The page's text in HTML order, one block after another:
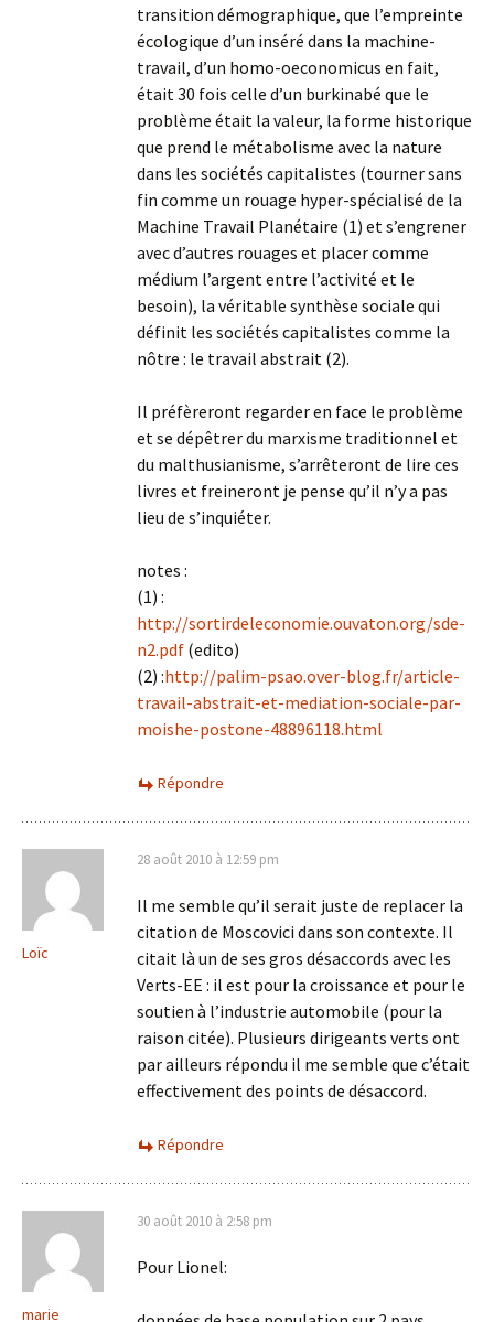
transition démographique, que l’empreinte
écologique d’un inséré dans la machine-
travail, d’un homo-oeconomicus en fait,
était 30 fois celle d’un burkinabé que le
problème était la valeur, la forme historique
que prend le métabolisme avec la nature
dans les sociétés capitalistes (tourner sans
fin comme un rouage hyper-spécialisé de la
Machine Travail Planétaire (1) et s’engrener
avec d’autres rouages et placer comme
médium l’argent entre l’activité et le
besoin), la véritable synthèse sociale qui
définit les sociétés capitalistes comme la
nôtre : le travail abstrait (2).
Il préfèreront regarder en face le problème
et se dépêtrer du marxisme traditionnel et
du malthusianisme, s’arrêteront de lire ces
livres et freineront je pense qu’il n’y a pas
lieu de s’inquiéter.
notes :
(1) :
http://sortirdeleconomie.ouvaton.org/sde-
n2.pdf (edito)
(2) :http://palim-psao.over-blog.fr/article-
travail-abstrait-et-mediation-sociale-par-
moishe-postone-48896118.html
Répondre
Loïc
28 août 2010 à 12:59 pm
Il me semble qu’il serait juste de replacer la
citation de Moscovici dans son contexte. Il
citait là un de ses gros désaccords avec les
Verts-EE : il est pour la croissance et pour le
soutien à l’industrie automobile (pour la
raison citée). Plusieurs dirigeants verts ont
par ailleurs répondu il me semble que c’était
effectivement des points de désaccord.
Répondre
marie
30 août 2010 à 2:58 pm
Pour Lionel: